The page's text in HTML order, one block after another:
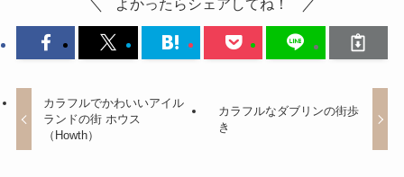
よかったらシェアしてね！
カラフルでかわいいアイル
ランドの街 ホウス
（Howth）
カラフルなダブリンの街歩
き